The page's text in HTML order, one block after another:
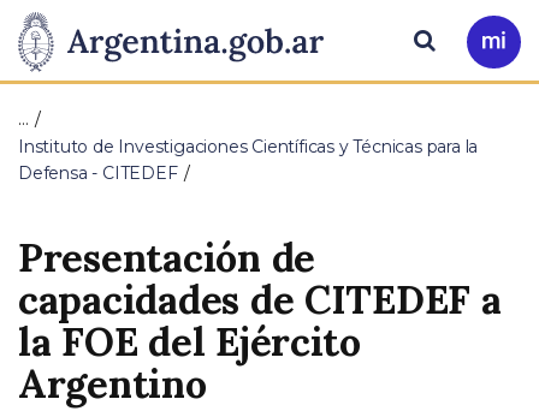
Presidencia
de
la
Pasar al contenido principal
Ir
a
Buscar
…
Instituto de Investigaciones Científicas y Técnicas para la
Defensa - CITEDEF
Presentación de
capacidades de CITEDEF a
la FOE del Ejército
Argentino